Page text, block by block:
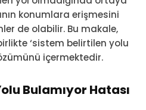
konumlara erişmesini
de olabilir. Bu makale,
‘sistem belirtilen yolu
içermektedir.
Bulamıyor Hatası